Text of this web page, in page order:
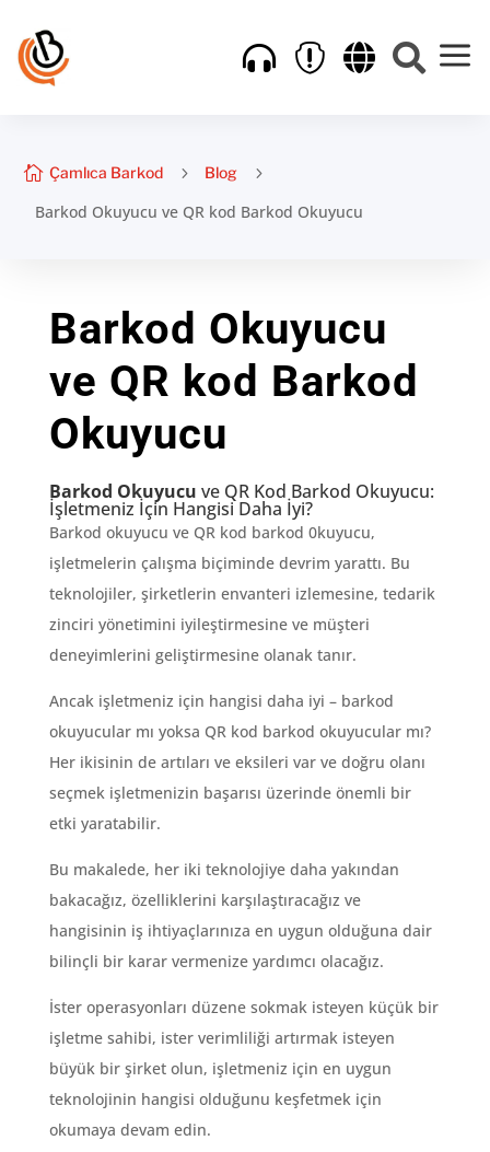
    a
 Çamlıca Barkod 5 Blog 5
Barkod Okuyucu ve QR kod Barkod Okuyucu
Barkod Okuyucu
ve QR kod Barkod
Okuyucu
Barkod Okuyucu ve QR Kod Barkod Okuyucu:
İşletmeniz İçin Hangisi Daha İyi?
Barkod okuyucu ve QR kod barkod 0kuyucu,
işletmelerin çalışma biçiminde devrim yarattı. Bu
teknolojiler, şirketlerin envanteri izlemesine, tedarik
zinciri yönetimini iyileştirmesine ve müşteri
deneyimlerini geliştirmesine olanak tanır.
Ancak işletmeniz için hangisi daha iyi – barkod
okuyucular mı yoksa QR kod barkod okuyucular mı?
Her ikisinin de artıları ve eksileri var ve doğru olanı
seçmek işletmenizin başarısı üzerinde önemli bir
etki yaratabilir.
Bu makalede, her iki teknolojiye daha yakından
bakacağız, özelliklerini karşılaştıracağız ve
hangisinin iş ihtiyaçlarınıza en uygun olduğuna dair
bilinçli bir karar vermenize yardımcı olacağız.
İster operasyonları düzene sokmak isteyen küçük bir
işletme sahibi, ister verimliliği artırmak isteyen
büyük bir şirket olun, işletmeniz için en uygun
teknolojinin hangisi olduğunu keşfetmek için
okumaya devam edin.